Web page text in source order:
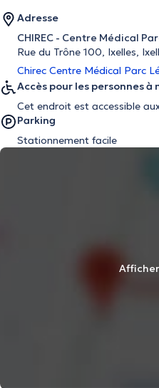
Adresse
CHIREC - Centre Médical
Rue du Trône 100, Ixelles,
Chirec Centre Médical Parc
Accès pour les personnes
Cet endroit est accessible
Parking
Stationnement facile